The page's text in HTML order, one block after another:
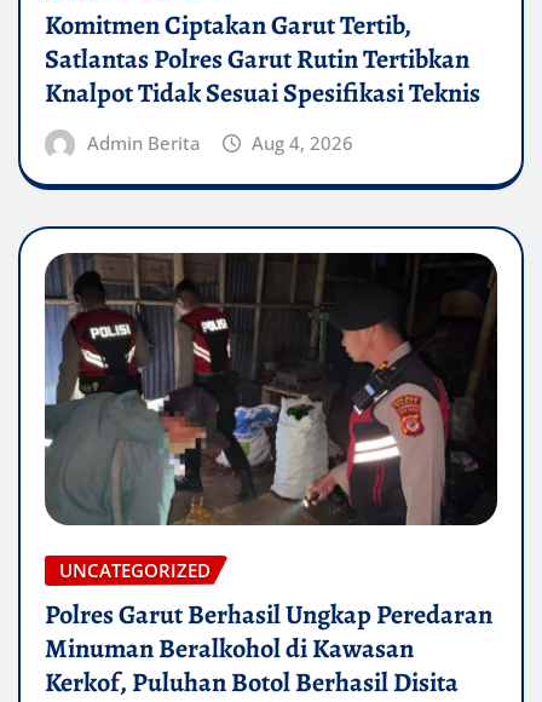
Komitmen Ciptakan Garut Tertib,
Satlantas Polres Garut Rutin Tertibkan
Knalpot Tidak Sesuai Spesifikasi Teknis
Admin Berita Aug 4, 2026
UNCATEGORIZED
Polres Garut Berhasil Ungkap Peredaran
Minuman Beralkohol di Kawasan
Kerkof, Puluhan Botol Berhasil Disita